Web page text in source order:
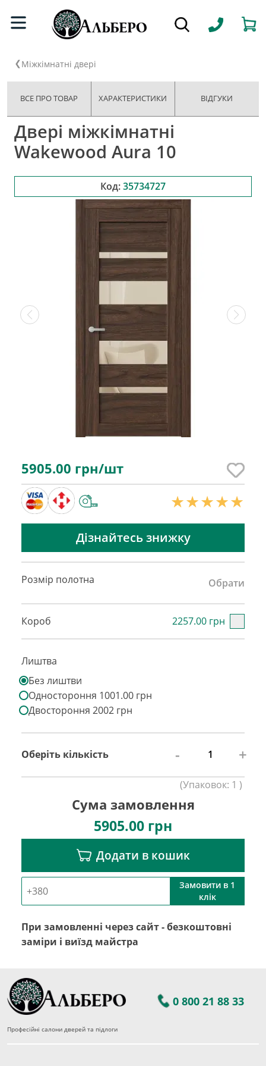
Міжкімнатні двері
ВСЕ ПРО ТОВАР ХАРАКТЕРИСТИКИ ВІДГУКИ
Двері міжкімнатні
Wakewood Aura 10
Код:35734727
5905.00 грн/шт
Дізнайтесь знижку
Розмір полотна Обрати
Короб 2257.00 грн
Лиштва
Без лиштви
Одностороння 1001.00 грн
Двостороння 2002 грн
Оберіть кількість - +
(Упаковок: 1 )
Сума замовлення
5905.00 грн
Додати в кошик
Замовити в 1
клік
При замовленні через сайт - безкоштовні
заміри і виїзд майстра
0 800 21 88 33
Професійні салони дверей та підлоги